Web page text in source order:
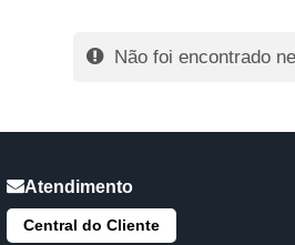
Não foi encontrado
Central do Cliente